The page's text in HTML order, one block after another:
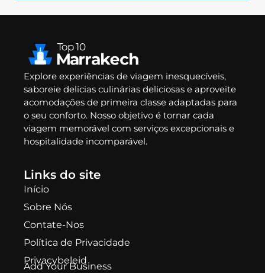
Explore experiências de viagem inesquecíveis,
saboreie delícias culinárias deliciosas e aproveite
acomodações de primeira classe adaptadas para
o seu conforto. Nosso objetivo é tornar cada
viagem memorável com serviços excepcionais e
hospitalidade incomparável.
Links do site
Início
Sobre Nós
Contate-Nos
Política de Privacidade
Privacybeleid
Add Your Business